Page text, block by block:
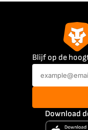
Blijf op de
Download